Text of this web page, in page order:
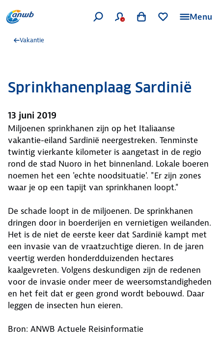
Menu
Vakantie
Sprinkhanenplaag Sardinië
13 juni 2019
Miljoenen sprinkhanen zijn op het Italiaanse
vakantie-eiland Sardinië neergestreken. Tenminste
twintig vierkante kilometer is aangetast in de regio
rond de stad Nuoro in het binnenland. Lokale boeren
noemen het een 'echte noodsituatie'. "Er zijn zones
waar je op een tapijt van sprinkhanen loopt."
De schade loopt in de miljoenen. De sprinkhanen
dringen door in boerderijen en vernietigen weilanden.
Het is de niet de eerste keer dat Sardinië kampt met
een invasie van de vraatzuchtige dieren. In de jaren
veertig werden honderdduizenden hectares
kaalgevreten. Volgens deskundigen zijn de redenen
voor de invasie onder meer de weersomstandigheden
en het feit dat er geen grond wordt bebouwd. Daar
leggen de insecten hun eieren.
Bron: ANWB Actuele Reisinformatie